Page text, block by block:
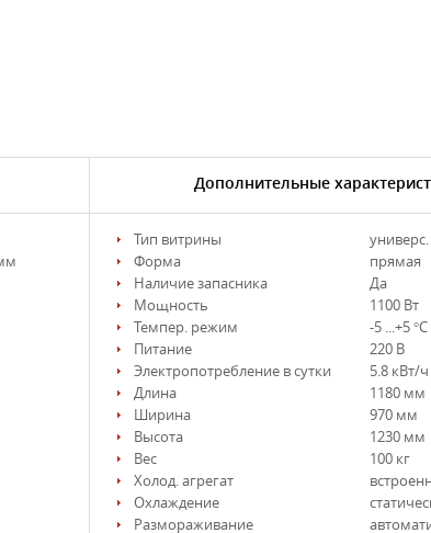
Дополнительные
Тип витрины
универс.
Форма
прямая
Наличие запасника
Да
Мощность
1100 Вт
Темпер. режим
-5 ...+5 °С
Питание
220 В
Электропотребление в сутки
5.8 кВт/ч
Длина
1180 мм
Ширина
970 мм
Высота
1230 мм
Вес
100 кг
Холод. агрегат
Охлаждение
Размораживание